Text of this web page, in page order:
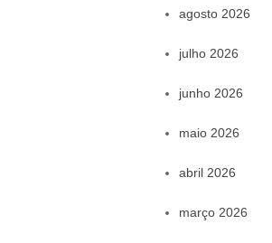
agosto 2026
julho 2026
junho 2026
maio 2026
abril 2026
março 2026